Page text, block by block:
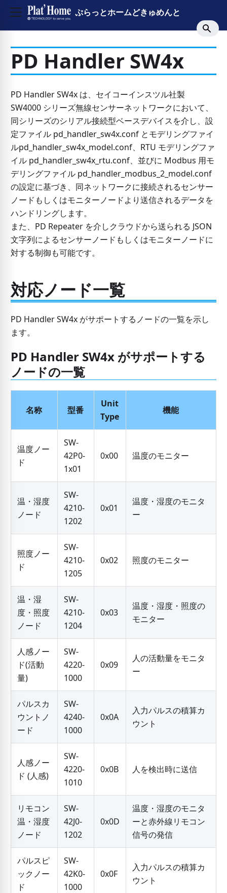
ぷらっとホームどきゅめんと
PD Handler SW4x
PD Handler SW4x は、セイコーインスツル社製
SW4000 シリーズ無線センサーネットワークにおいて、
同シリーズのシリアル接続型ベースデバイスを介し、設
定ファイル pd_handler_sw4x.conf とモデリングファイ
ルpd_handler_sw4x_model.conf、RTU モデリングファ
イル pd_handler_sw4x_rtu.conf、並びに Modbus 用モ
デリングファイル pd_handler_modbus_2_model.conf
の設定に基づき、同ネットワークに接続されるセンサー
ノードもしくはモニターノードより送信されるデータを
ハンドリングします。
また、PD Repeater を介しクラウドから送られる JSON
文字列によるセンサーノードもしくはモニターノードに
対する制御も可能です。
対応ノード一覧
PD Handler SW4x がサポートするノードの一覧を示し
ます。
PD Handler SW4x がサポートする
ノードの一覧
名称 型番
Unit
Type
機能
温度ノー
ド
SW-
42P0-
1x01
0x00 温度のモニター
温・湿度
ノード
SW-
4210-
1202
0x01
温度・湿度のモニタ
ー
照度ノー
ド
SW-
4210-
1205
0x02 照度のモニター
温・湿
度・照度
ノード
SW-
4210-
1204
0x03
温度・湿度・照度の
モニター
人感ノー
ド(活動
量)
SW-
4220-
1000
0x09
人の活動量をモニタ
ー
パルスカ
ウントノ
ード
SW-
4240-
1000
0x0A
入力パルスの積算カ
ウント
人感ノー
ド (人感)
SW-
4220-
1010
0x0B 人を検出時に送信
リモコン
温・湿度
ノード
SW-
42J0-
1202
0x0D
温度・湿度のモニタ
ーと赤外線リモコン
信号の発信
パルスピ
ックノー
ド
SW-
42K0-
1000
0x0F
入力パルスの積算カ
ウント